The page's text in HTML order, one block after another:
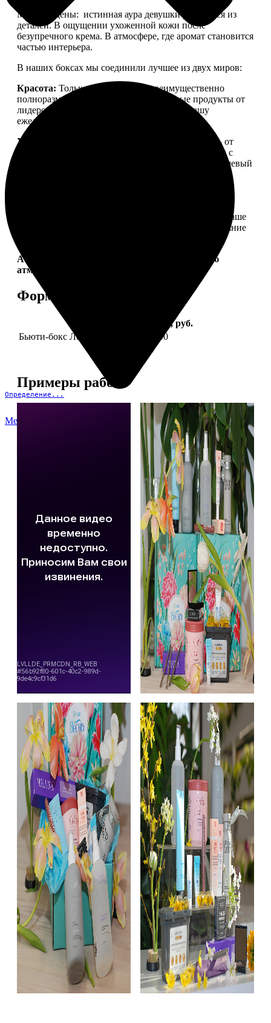
Определение...
Меню
Мы убеждены: истинная аура девушки рождается из
деталей. В ощущении ухоженной кожи после
безупречного крема. В атмосфере, где аромат становится
частью интерьера.
В наших боксах мы соединили лучшее из двух миров:
Красота: Только качественная, преимущественно
полноразмерная косметика. Проверенные продукты от
лидеров бьюти-рынка, которые войдут в вашу
ежедневную рутину.
Уют:
Детали для дома, создающие настроение — от
свечей для медитации до арома-капсул для стирки с
уникальной парфюмерной молекулой. Тонкий нишевый
себе. Это коллекция продуктов, которые создадут ваше
идеальное настроение и подчеркнут природное сияние
Aura Project by
— создай свою
атмосферу!
Форматы и цены
Услуга
Цена, руб.
Бьюти-бокс Леди Mail "Весна"
2590
Примеры работ